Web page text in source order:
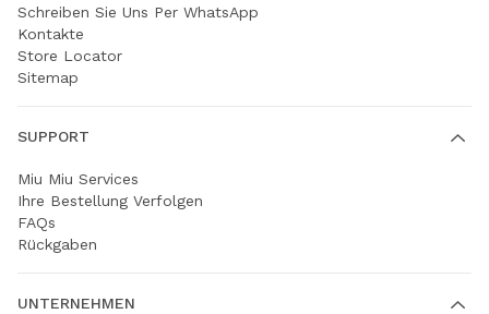
Schreiben Sie Uns Per WhatsApp
Kontakte
Store Locator
Sitemap
SUPPORT
Miu Miu Services
Ihre Bestellung Verfolgen
FAQs
Rückgaben
UNTERNEHMEN